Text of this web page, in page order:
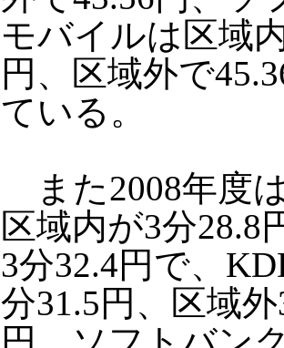
モバイルは区域
円、区域外で
ている。
また2008年度
区域内が3分28.8
3分32.4円で、
分31.5円、区域